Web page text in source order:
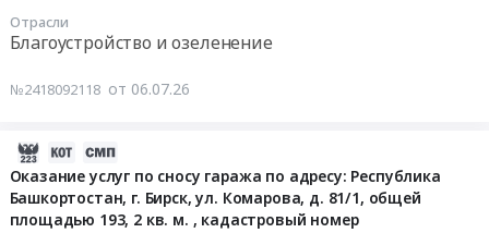
Отрасли
Благоустройство и озеленение
№2418092118 от 06.07.26
Оказание услуг по сносу гаража по адресу: Республика
Башкортостан, г. Бирск, ул. Комарова, д. 81/1, общей
площадью 193, 2 кв. м. , кадастровый номер